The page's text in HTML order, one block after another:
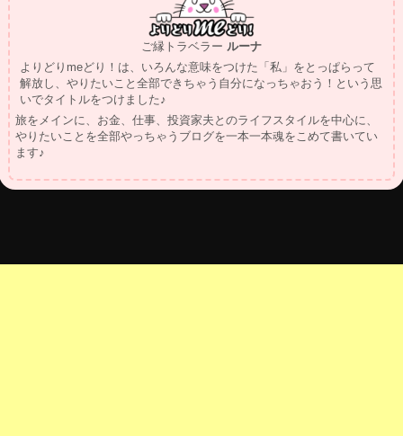
ご縁トラベラー ルーナ
よりどりmeどり！は、いろんな意味をつけた「私」をとっぱらって
解放し、やりたいこと全部できちゃう自分になっちゃおう！という思
いでタイトルをつけました♪
旅をメインに、お金、仕事、投資家夫とのライフスタイルを中心に、
やりたいことを全部やっちゃうブログを一本一本魂をこめて書いてい
ます♪